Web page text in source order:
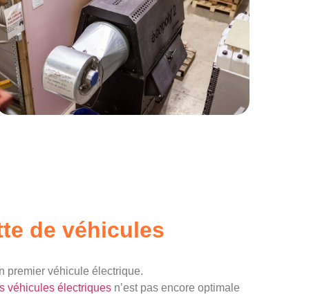
de véhicules
premier véhicule électrique.
véhicules électriques n’est pas encore optimale